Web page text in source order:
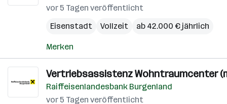
vor 5 Tagen veröffentlicht
Eisenstadt
Vollzeit ab 42.000 € jährlich
Merken
Vertriebsassistenz Wohntraumcenter
Raiffeisenlandesbank Burgenland
vor 5 Tagen veröffentlicht